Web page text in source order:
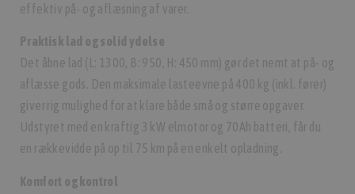
effektiv på- og aflæsning af varer.
Praktisk lad og solid ydelse
Det åbne lad (L: 1300, B: 950, H: 450 mm) gør det nemt at på- og
aflæsse gods. Den maksimale lasteevne på 400 kg (inkl. fører)
giver rig mulighed for at klare både små og større opgaver.
Udstyret med en kraftig 3 kW elmotor og 70Ah batteri, får du
en rækkevidde på op til 75 km på en enkelt opladning.
Komfort og kontrol